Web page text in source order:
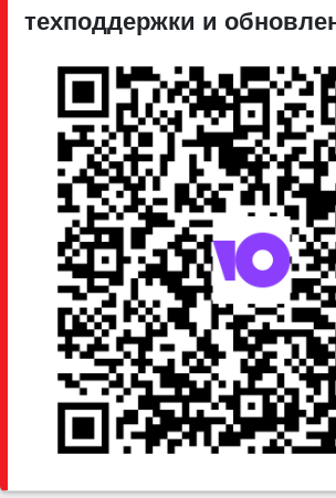
техподдержки и